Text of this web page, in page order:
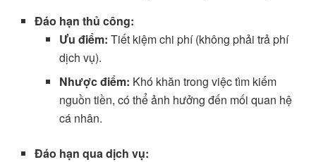
Đáo hạn thủ công:
Ưu điểm: Tiết kiệm chi phí (không phải trả phí
dịch vụ).
Nhược điểm: Khó khăn trong việc tìm kiếm
nguồn tiền, có thể ảnh hưởng đến mối quan hệ
cá nhân.
Đáo hạn qua dịch vụ: